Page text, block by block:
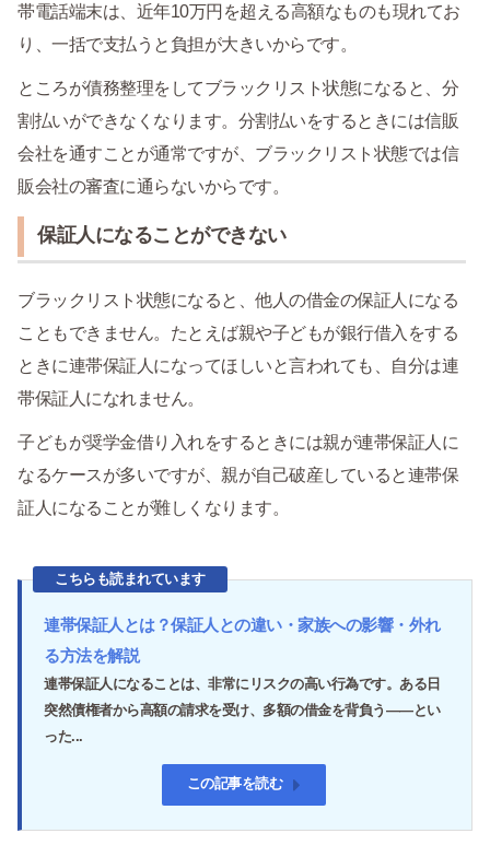
帯電話端末は、近年10万円を超える高額なものも現れてお
り、一括で支払うと負担が大きいからです。
ところが債務整理をしてブラックリスト状態になると、分
割払いができなくなります。分割払いをするときには信販
会社を通すことが通常ですが、ブラックリスト状態では信
販会社の審査に通らないからです。
保証人になることができない
ブラックリスト状態になると、他人の借金の保証人になる
こともできません。たとえば親や子どもが銀行借入をする
ときに連帯保証人になってほしいと言われても、自分は連
帯保証人になれません。
子どもが奨学金借り入れをするときには親が連帯保証人に
なるケースが多いですが、親が自己破産していると連帯保
証人になることが難しくなります。
こちらも読まれています
連帯保証人とは？保証人との違い・家族への影響・外れ
る方法を解説
連帯保証人になることは、非常にリスクの高い行為です。ある日
突然債権者から高額の請求を受け、多額の借金を背負う――とい
った...
この記事を読む